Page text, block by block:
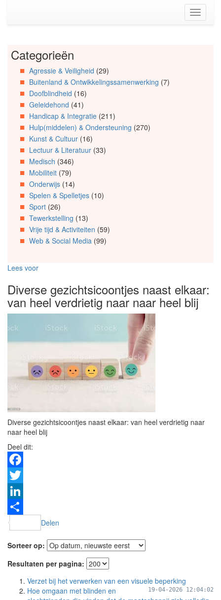
primaire
(Accesskey
Toggle
Spring
Artikels
Spring
naar
Info
Spring
Organisaties
Spring
naar
Social
media
Categorieën
Agressie & Veiligheid (29)
Buitenland & Ontwikkelingssamenwerking (7)
Doofblindheid (16)
Geleidehond (41)
Handicap & Integratie(211)
Hulp(middelen) & Ondersteuning (270)
Kunst & Cultuur(16)
Lectuur & Literatuur(33)
Medisch (346)
Mobiliteit(79)
Onderwijs(14)
Spelen & Spelletjes(10)
Sport(26)
Tewerkstelling (13)
Vrije tijd & Activiteiten (59)
Web & Social Media(99)
Lees voor
Diverse gezichtsicoontjes naast elkaar:
van heel verdrietig naar naar heel blij
Diverse gezichtsicoontjes naast elkaar: van heel verdrietig naar
naar heel blij
Deel dit:
Facebook
Twitter
LinkedIn
Delen
Sorteer op:
Resultaten per pagina:
Verzet bij het verwerken van een visuele beperking
19-04-2026 12:04:02
Hoe omgaan met blinden en